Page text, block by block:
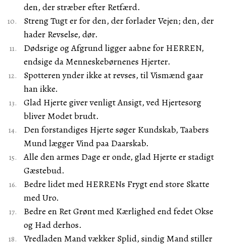
den, der stræber efter Retfærd.
Streng Tugt er for den, der forlader Vejen; den, der
hader Revselse, dør.
Dødsrige og Afgrund ligger aabne for HERREN,
endsige da Menneskebørnenes Hjerter.
Spotteren ynder ikke at revses, til Vismænd gaar
han ikke.
Glad Hjerte giver venligt Ansigt, ved Hjertesorg
bliver Modet brudt.
Den forstandiges Hjerte søger Kundskab, Taabers
Mund lægger Vind paa Daarskab.
Alle den armes Dage er onde, glad Hjerte er stadigt
Gæstebud.
Bedre lidet med HERRENs Frygt end store Skatte
med Uro.
Bedre en Ret Grønt med Kærlighed end fedet Okse
og Had derhos.
Vredladen Mand vækker Splid, sindig Mand stiller